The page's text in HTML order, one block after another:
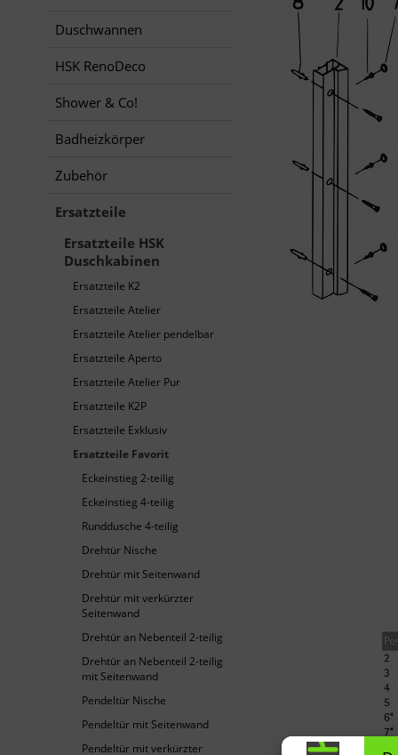
Duschwannen
HSK RenoDeco
Shower & Co!
Badheizkörper
Zubehör
Ersatzteile
Ersatzteile HSK
Duschkabinen
Ersatzteile K2
Ersatzteile Atelier
Ersatzteile Atelier pendelbar
Ersatzteile Aperto
Ersatzteile Atelier Pur
Ersatzteile K2P
Ersatzteile Exklusiv
Ersatzteile Favorit
Eckeinstieg 2-teilig
Eckeinstieg 4-teilig
Runddusche 4-teilig
Drehtür Nische
Drehtür mit Seitenwand
Drehtür mit verkürzter
Seitenwand
Drehtür an Nebenteil 2-teilig
Drehtür an Nebenteil 2-teilig
mit Seitenwand
Pendeltür Nische
Pendeltür mit Seitenwand
Pendeltür mit verkürzter